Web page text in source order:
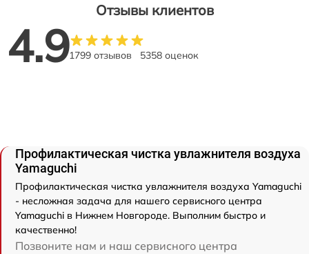
Отзывы клиентов
4.91799 отзывов 5358 оценок
Профилактическая чистка увлажнителя воздуха
Yamaguchi
Профилактическая чистка увлажнителя воздуха Yamaguchi
- несложная задача для нашего сервисного центра
Yamaguchi в Нижнем Новгороде. Выполним быстро и
качественно!
Позвоните нам и наш сервисного центра